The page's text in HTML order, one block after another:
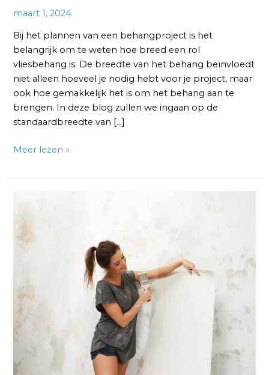
maart 1, 2024
Bij het plannen van een behangproject is het
belangrijk om te weten hoe breed een rol
vliesbehang is. De breedte van het behang beïnvloedt
niet alleen hoeveel je nodig hebt voor je project, maar
ook hoe gemakkelijk het is om het behang aan te
brengen. In deze blog zullen we ingaan op de
standaardbreedte van […]
Meer lezen »
je
voor
Behangen